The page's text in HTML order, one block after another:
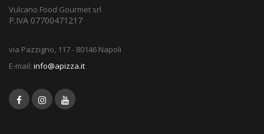
Vulcano Food Gourmet srl
P.IVA 07700471217
via Pazzigno, 117 - 80146 Napoli
E-mail: info@apizza.it